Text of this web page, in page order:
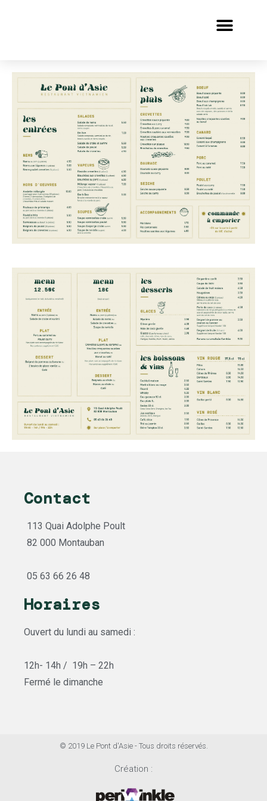
Contact
113 Quai Adolphe Poult
82 000 Montauban
05 63 66 26 48
Horaires
Ouvert du lundi au samedi :
12h- 14h / 19h – 22h
Fermé le dimanche
© 2019 Le Pont d'Asie - Tous droits réservés.
Création :